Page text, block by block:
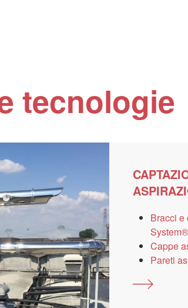
tecnologie
Bracci e
System®
Cappe
Pareti